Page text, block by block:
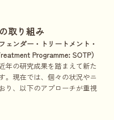
取り組み
ェンダー・トリートメント・
Programme: SOTP）
年の研究成果を踏まえて新た
。現在では、個々の状況やニ
り、以下のアプローチが重視